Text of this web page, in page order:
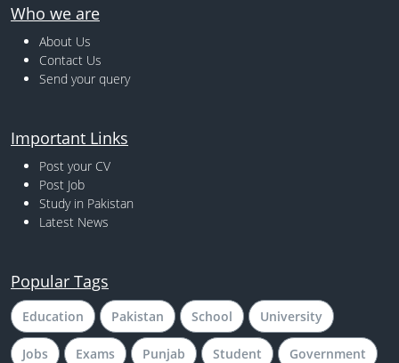
Who we are
About Us
Contact Us
Send your query
Important Links
Post your CV
Post Job
Study in Pakistan
Latest News
Popular Tags
Education Pakistan School University
Jobs Exams Punjab Student Government